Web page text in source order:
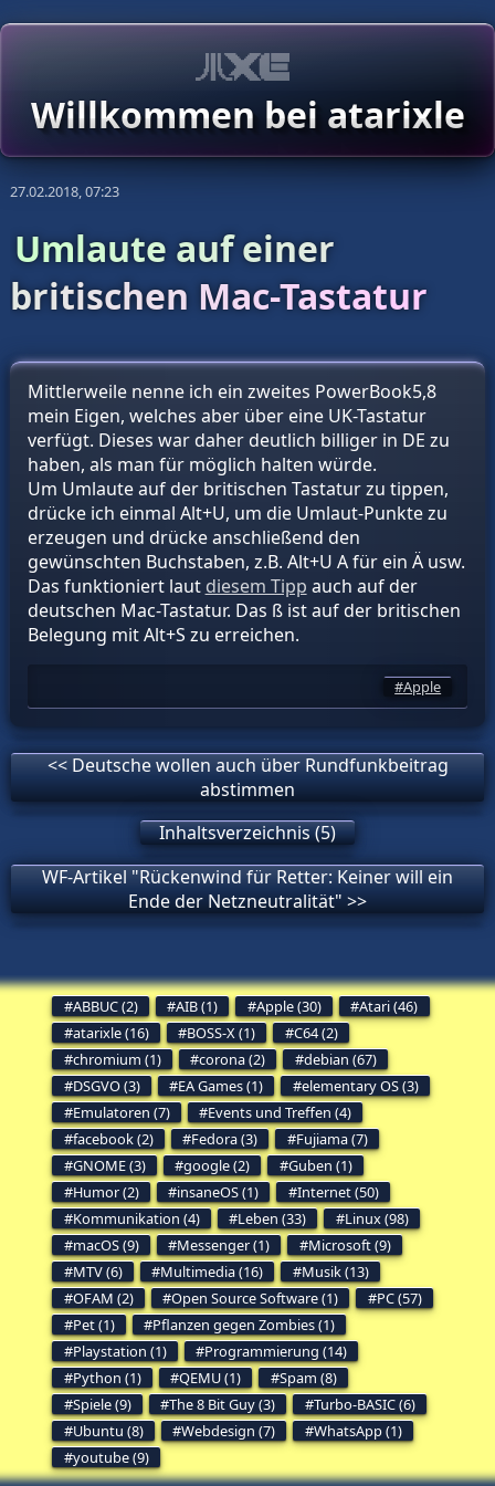
Willkommen bei atarixle
27.02.2018, 07:23
Umlaute auf einer
britischen Mac-Tastatur
Mittlerweile nenne ich ein zweites PowerBook5,8
mein Eigen, welches aber über eine UK-Tastatur
verfügt. Dieses war daher deutlich billiger in DE zu
haben, als man für möglich halten würde.
Um Umlaute auf der britischen Tastatur zu tippen,
drücke ich einmal Alt+U, um die Umlaut-Punkte zu
erzeugen und drücke anschließend den
gewünschten Buchstaben, z.B. Alt+U A für ein Ä usw.
Das funktioniert laut diesem Tipp auch auf der
deutschen Mac-Tastatur. Das ß ist auf der britischen
Belegung mit Alt+S zu erreichen.
Apple
<< Deutsche wollen auch über Rundfunkbeitrag
abstimmen
Inhaltsverzeichnis (5)
WF-Artikel "Rückenwind für Retter: Keiner will ein
Ende der Netzneutralität" >>
ABBUC (2) AIB (1) Apple (30)
Atari (46)
atarixle (16)
BOSS-X (1)
C64 (2)
chromium (1)
corona (2)
debian (67)
DSGVO (3)
EA Games (1)
elementary OS (3)
Emulatoren (7)
Events und Treffen (4)
facebook (2)
Fedora (3)
Fujiama (7)
GNOME (3)
google (2)
Guben (1)
Humor (2)
insaneOS (1)
Internet (50)
Kommunikation (4)
Leben (33)
Linux (98)
macOS (9)
Messenger (1)
Microsoft (9)
MTV (6)
Multimedia (16)
Musik (13)
OFAM (2)
Open Source Software (1)
PC (57)
Pet (1)
Pflanzen gegen Zombies (1)
Playstation (1)
Programmierung (14)
Python (1)
QEMU (1)
Spam (8)
Spiele (9)
The 8 Bit Guy (3)
Turbo-BASIC (6)
Ubuntu (8)
Webdesign (7)
WhatsApp (1)
youtube (9)